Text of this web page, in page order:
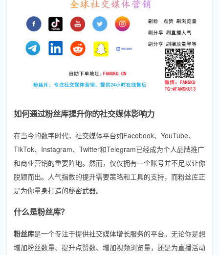
如何通过粉丝库提升你的社交媒体影响力
在当今的数字时代，社交媒体平台如Facebook、YouTube、
TikTok、Instagram、Twitter和Telegram已经成为个人品牌推广
和商业营销的重要阵地。然而，仅仅拥有一个账号并不足以让你
脱颖而出。人气指数的提升需要策略和工具的支持，而粉丝库正
是为你量身打造的秘密武器。
什么是粉丝库？
粉丝库是一个专注于提供社交媒体增长服务的平台。无论你是想
增加粉丝数量、提升点赞数、增加视频浏览量，还是为直播活动